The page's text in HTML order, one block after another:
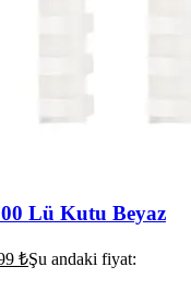
Lü Kutu Beyaz
₺Şu andaki fiyat: